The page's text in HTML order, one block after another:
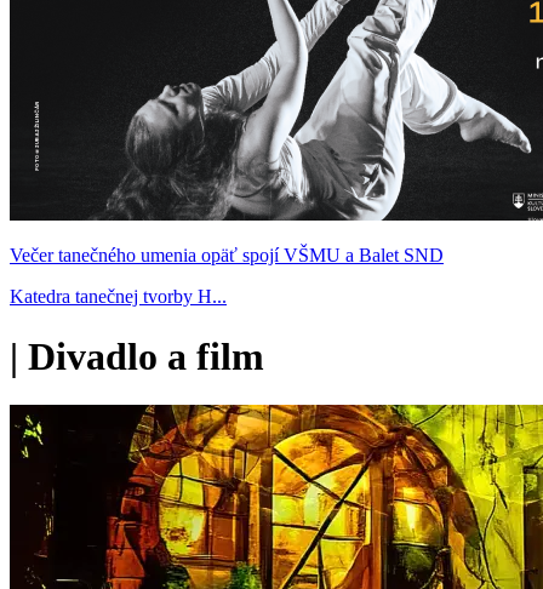
Večer tanečného umenia opäť spojí VŠMU a Balet SND
Katedra tanečnej tvorby H...
| Divadlo a film